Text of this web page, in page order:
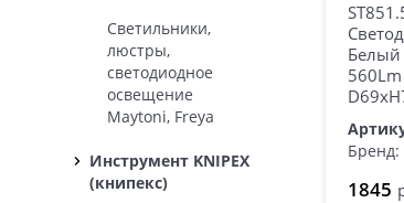
Светильники,
люстры,
светодиодное
освещение
Maytoni, Freya
Инструмент KNIPEX
(книпекс)
Белый
560Lm
Бренд:
1845